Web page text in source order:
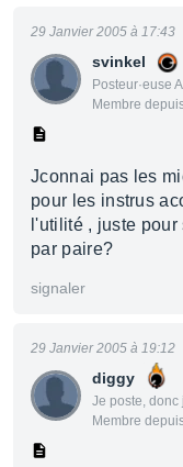
svinkel
Posteur·euse
Membre
29 Janvier 2005 à 17:43
Jconnai pas les
pour les instrus
l'utilité , juste
par paire?
signaler
diggy
Je poste, donc
Membre
29 Janvier 2005 à 19:12